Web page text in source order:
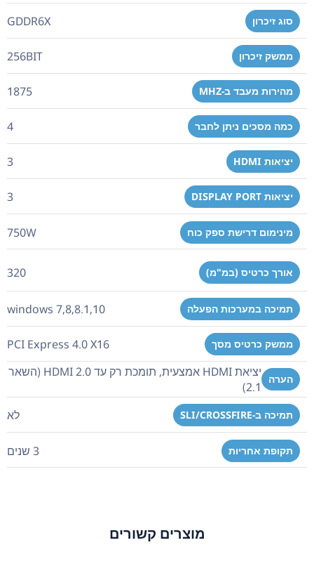
סוג זיכרון GDDR6X
ממשק זיכרון 256BIT
מהירות מעבד ב-MHZ 1875
כמה מסכים ניתן לחבר 4
יציאות HDMI 3
יציאות DISPLAY PORT 3
מינימום דרישת ספק כוח 750W
אורך כרטיס (במ"מ) 320
תמיכה במערכות הפעלה windows 7,8,8.1,10
ממשק כרטיס מסך PCI Express 4.0 X16
הערה
יציאת HDMI אמצעית, תומכת רק עד HDMI 2.0 (השאר
2.1)
תמיכה ב-SLI/CROSSFIRE לא
תקופת אחריות 3 שנים
מוצרים קשורים